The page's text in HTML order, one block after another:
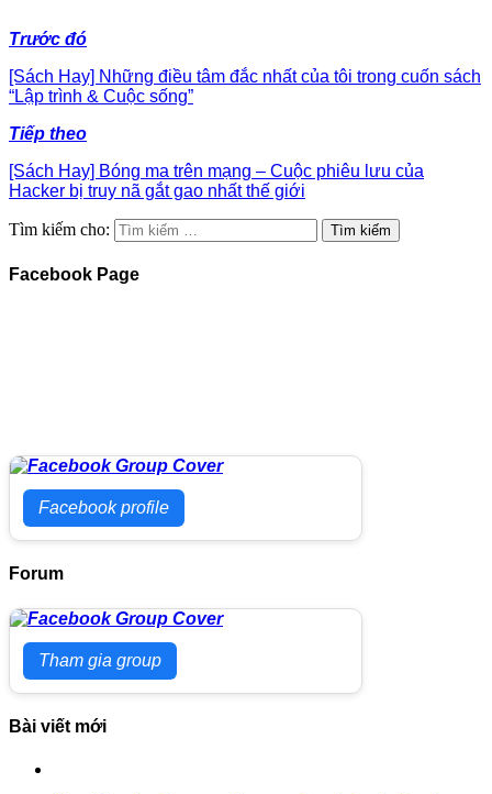
Trước đó
[Sách Hay] Những điều tâm đắc nhất của tôi trong cuốn sách
“Lập trình & Cuộc sống”
Tiếp theo
[Sách Hay] Bóng ma trên mạng – Cuộc phiêu lưu của
Hacker bị truy nã gắt gao nhất thế giới
Tìm kiếm cho:
Facebook Page
Facebook profile
Forum
Tham gia group
Bài viết mới